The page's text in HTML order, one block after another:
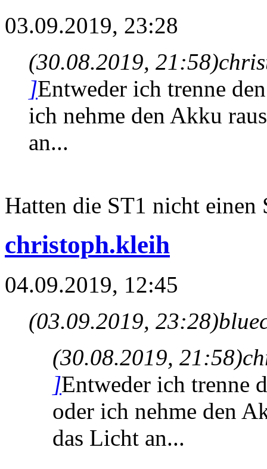
03.09.2019, 23:28
(30.08.2019, 21:58)
]Entweder ich trenne
ich nehme den Akku
an...
Hatten die ST1 nicht einen
christoph.kleih
04.09.2019, 12:45
(03.09.2019, 23:28)
(30.08.2019, 21:58)
]Entweder ich trenne
oder ich nehme den
das Licht an...